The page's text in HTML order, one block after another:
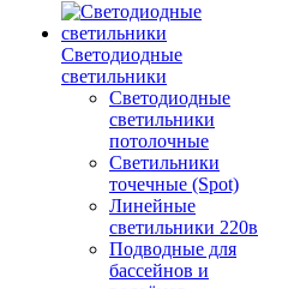
Светодиодные
светильники
Светодиодные
светильники
потолочные
Светильники
точечные (Spot)
Линейные
светильники 220в
Подводные для
бассейнов и